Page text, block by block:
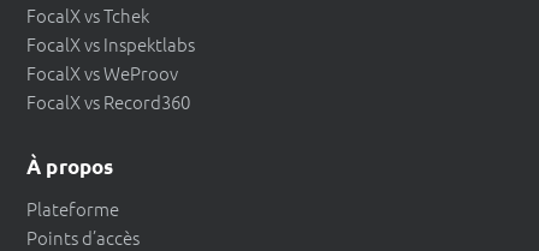
FocalX vs Tchek
FocalX vs Inspektlabs
FocalX vs WeProov
FocalX vs Record360
À propos
Plateforme
Points d’accès